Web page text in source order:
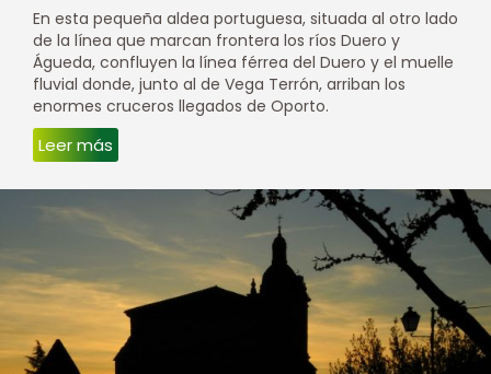
En esta pequeña aldea portuguesa, situada al otro lado
de la línea que marcan frontera los ríos Duero y
Águeda, confluyen la línea férrea del Duero y el muelle
fluvial donde, junto al de Vega Terrón, arriban los
enormes cruceros llegados de Oporto.
Leer más